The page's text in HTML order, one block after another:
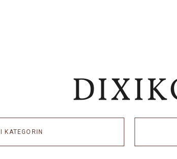
I KATEGORIN